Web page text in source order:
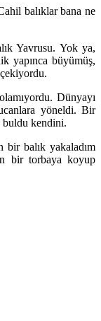
balıklar bana ne
Yavrusu. Yok ya,
yapınca büyümüş,
Dünyayı
yöneldi. Bir
buldu kendini.
bir balık yakaladım
bir torbaya koyup